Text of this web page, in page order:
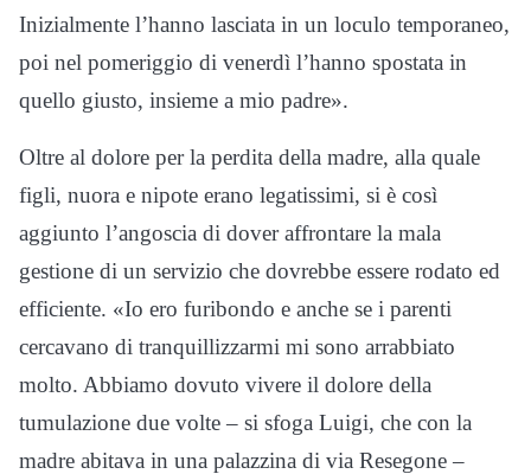
Inizialmente l’hanno lasciata in un loculo temporaneo,
poi nel pomeriggio di venerdì l’hanno spostata in
quello giusto, insieme a mio padre».
Oltre al dolore per la perdita della madre, alla quale
figli, nuora e nipote erano legatissimi, si è così
aggiunto l’angoscia di dover affrontare la mala
gestione di un servizio che dovrebbe essere rodato ed
efficiente. «Io ero furibondo e anche se i parenti
cercavano di tranquillizzarmi mi sono arrabbiato
molto. Abbiamo dovuto vivere il dolore della
tumulazione due volte – si sfoga Luigi, che con la
madre abitava in una palazzina di via Resegone –